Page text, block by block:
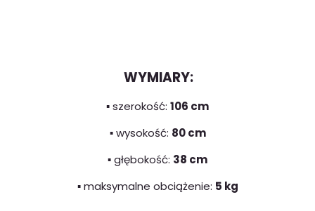
WYMIARY:
▪️ szerokość: 106 cm
▪️ wysokość: 80 cm
▪️ głębokość: 38 cm
▪️ maksymalne obciążenie: 5 kg